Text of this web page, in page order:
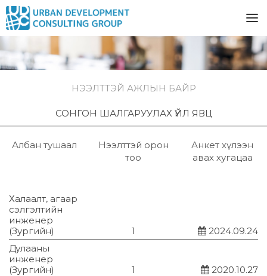
НЭЭЛТТЭЙ АЖЛЫН БАЙР
СОНГОН ШАЛГАРУУЛАХ ҮЙЛ ЯВЦ
Албан тушаал
Нээлттэй орон
тоо
Анкет хүлээн
авах хугацаа
Халаалт, агаар
сэлгэлтийн
инженер
(Зургийн)
1
2024.09.24
Дулааны
инженер
(Зургийн)
1 2020.10.27